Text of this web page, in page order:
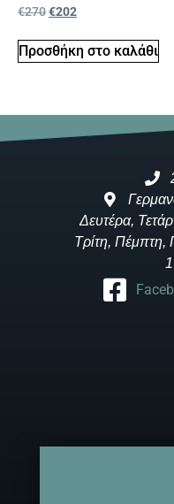
€270€202
Προσθήκη στο καλάθι
Δευτέρα,
Τρίτη, Πέμπτη,